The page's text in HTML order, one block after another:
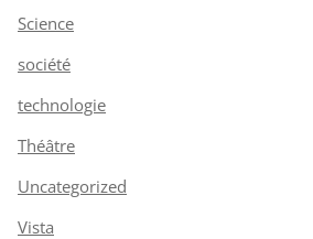
Science
société
technologie
Théâtre
Uncategorized
Vista